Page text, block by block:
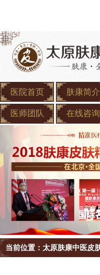
医院首页 肤康简介
医师团队 在线咨询
当前位置： 太原肤康中医皮